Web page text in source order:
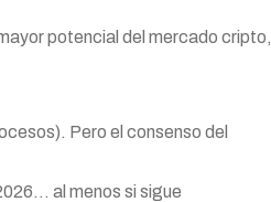
potencial del mercado cripto,
Pero el consenso del
al menos si sigue